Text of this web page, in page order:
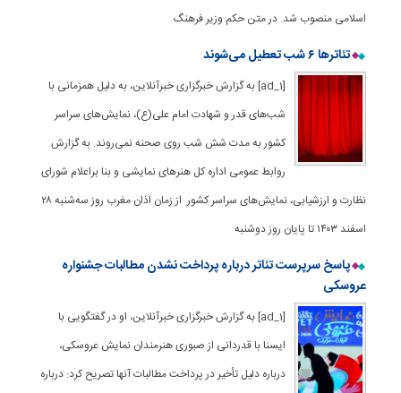
اسلامی منصوب شد. در متن حکم وزیر فرهنگ
تئاترها ۶ شب تعطیل می‌شوند
[ad_1] به گزارش خبرگزاری خبرآنلاین، به دلیل همزمانی با
شب‌های قدر و شهادت امام علی(ع)، نمایش‌های سراسر
کشور به مدت شش شب روی صحنه نمی‌روند. به گزارش
روابط عمومی اداره کل هنرهای نمایشی و بنا براعلام شورای
نظارت و ارزشیابی، نمایش‌های سراسر کشور از زمان اذان مغرب روز سه‌شنبه ۲۸
اسفند ۱۴۰۳ تا پایان روز دوشنبه
پاسخ سرپرست تئاتر درباره پرداخت نشدن مطالبات جشنواره
عروسکی
[ad_1] به گزارش خبرگزاری خبرآنلاین، او در گفتگویی با
ایسنا با قدردانی از صبوری هنرمندان نمایش عروسکی،
درباره دلیل تأخیر در پرداخت مطالبات آنها تصریح کرد: درباره